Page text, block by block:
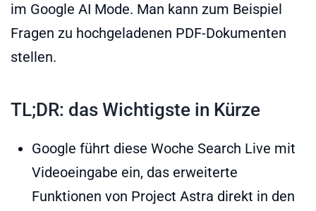
im Google AI Mode. Man kann zum Beispiel
Fragen zu hochgeladenen PDF-Dokumenten
stellen.
TL;DR: das Wichtigste in Kürze
Google führt diese Woche Search Live mit
Videoeingabe ein, das erweiterte
Funktionen von Project Astra direkt in den